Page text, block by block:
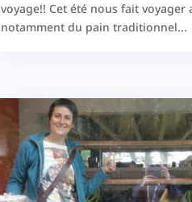
voyage!! Cet été nous fait voyager
notamment du pain traditionnel...